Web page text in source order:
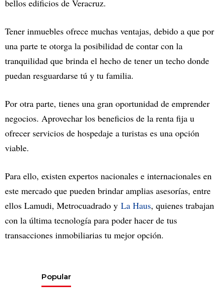
bellos edificios de Veracruz.
Tener inmuebles ofrece muchas ventajas, debido a que por
una parte te otorga la posibilidad de contar con la
tranquilidad que brinda el hecho de tener un techo donde
puedan resguardarse tú y tu familia.
Por otra parte, tienes una gran oportunidad de emprender
negocios. Aprovechar los beneficios de la renta fija u
ofrecer servicios de hospedaje a turistas es una opción
viable.
Para ello, existen expertos nacionales e internacionales en
este mercado que pueden brindar amplias asesorías, entre
ellos Lamudi, Metrocuadrado y La Haus, quienes trabajan
con la última tecnología para poder hacer de tus
transacciones inmobiliarias tu mejor opción.
Popular